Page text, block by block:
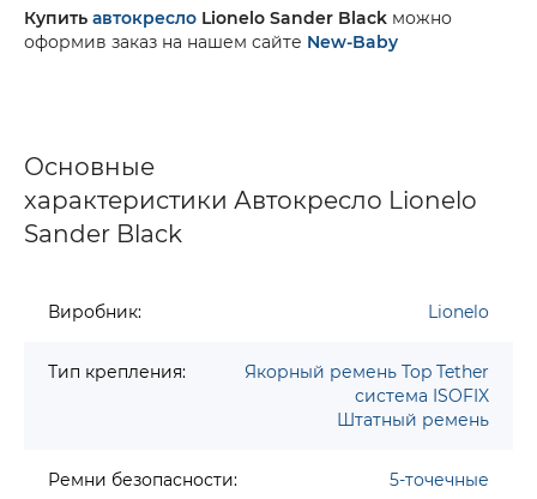
Купить автокресло Lionelo Sander Black можно
оформив заказ на нашем сайте New-Baby
Основные
характеристики Автокресло Lionelo
Sander Black
Виробник: Lionelo
Тип крепления:
Якорный ремень Top Tether
система ISOFIX
Штатный ремень
Ремни безопасности: 5-точечные